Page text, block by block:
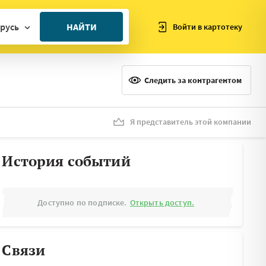
НАЙТИ Войти в картотеку
Следить за контрагентом
Я представитель этой компании
История событий
Доступно по подписке. Открыть доступ.
Связи